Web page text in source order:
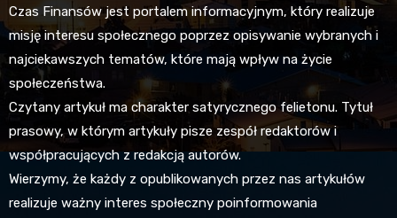
Czas Finansów jest portalem informacyjnym, który realizuje
misję interesu społecznego poprzez opisywanie wybranych i
najciekawszych tematów, które mają wpływ na życie
społeczeństwa.
Czytany artykuł ma charakter satyrycznego felietonu. Tytuł
prasowy, w którym artykuły pisze zespół redaktorów i
współpracujących z redakcją autorów.
Wierzymy, że każdy z opublikowanych przez nas artykułów
realizuje ważny interes społeczny poinformowania